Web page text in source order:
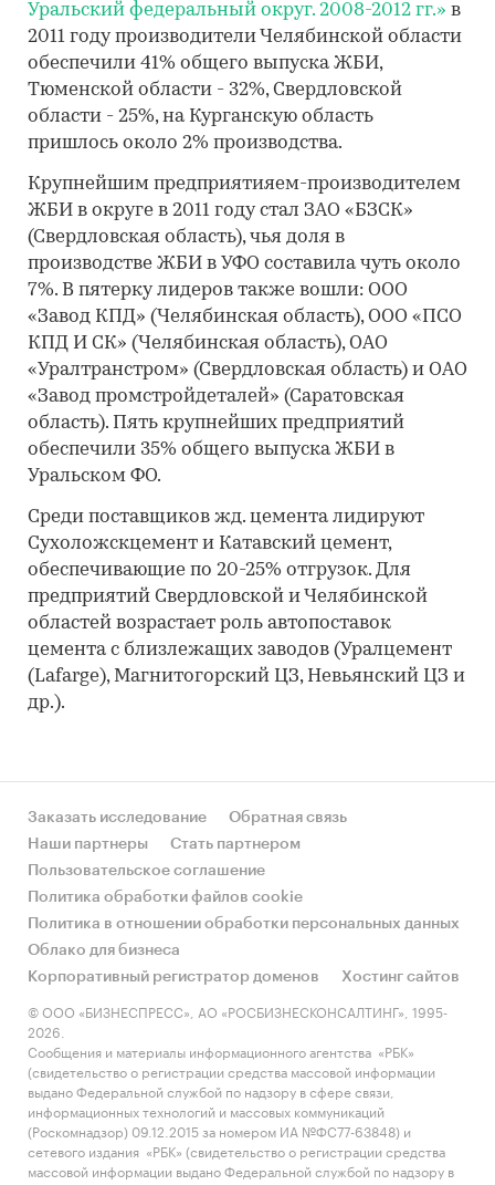
Уральский федеральный округ. 2008-2012 гг.» в
2011 году производители Челябинской области
обеспечили 41% общего выпуска ЖБИ,
Тюменской области - 32%, Свердловской
области - 25%, на Курганскую область
пришлось около 2% производства.
Крупнейшим предприятияем-производителем
ЖБИ в округе в 2011 году стал ЗАО «БЗСК»
(Свердловская область), чья доля в
производстве ЖБИ в УФО составила чуть около
7%. В пятерку лидеров также вошли: ООО
«Завод КПД» (Челябинская область), ООО «ПСО
КПД И СК» (Челябинская область), ОАО
«Уралтранстром» (Свердловская область) и ОАО
«Завод промстройдеталей» (Саратовская
область). Пять крупнейших предприятий
обеспечили 35% общего выпуска ЖБИ в
Уральском ФО.
Среди поставщиков жд. цемента лидируют
Сухоложскцемент и Катавский цемент,
обеспечивающие по 20-25% отгрузок. Для
предприятий Свердловской и Челябинской
областей возрастает роль автопоставок
цемента с близлежащих заводов (Уралцемент
(Lafarge), Магнитогорский ЦЗ, Невьянский ЦЗ и
др.).
Заказать исследование
Обратная связь
Наши партнеры
Стать партнером
Пользовательское соглашение
Политика обработки файлов cookie
Политика в отношении обработки персональных данных
Облако для бизнеса
Корпоративный регистратор доменов
Хостинг сайтов
© ООО «БИЗНЕСПРЕСС», АО «РОСБИЗНЕСКОНСАЛТИНГ», 1995-
2026.
Сообщения и материалы информационного агентства «РБК»
(свидетельство о регистрации средства массовой информации
выдано Федеральной службой по надзору в сфере связи,
информационных технологий и массовых коммуникаций
(Роскомнадзор) 09.12.2015 за номером ИА №ФС77-63848) и
сетевого издания «РБК» (свидетельство о регистрации средства
массовой информации выдано Федеральной службой по надзору в